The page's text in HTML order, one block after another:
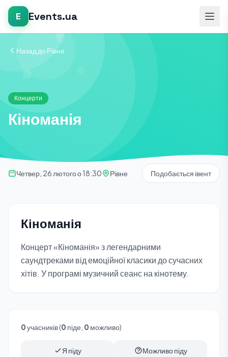
E Events.ua
Назад до Рівне
Концерти
Кіноманія
Четвер, 26 лютого о 18:30 Рівне Подобається івент
Кіноманія
Концерт «Кіноманія» з легендарними
саундтреками від емоційної класики до сучасних
хітів. У програмі музичний сеанс на кінотему.
0учасників (0 піде, 0 можливо)
Я піду Можливо піду